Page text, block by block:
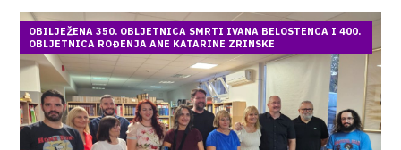
OBILJEŽENA 350. OBLJETNICA SMRTI IVANA BELOSTENCA I 400.
OBLJETNICA ROĐENJA ANE KATARINE ZRINSKE